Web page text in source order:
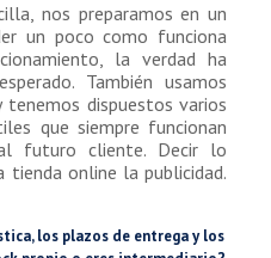
nos preparamos en un
un poco como funciona
la verdad ha
También usamos
tenemos dispuestos varios
que siempre funcionan
futuro cliente. Decir lo
tienda online la publicidad.
los plazos de entrega y los